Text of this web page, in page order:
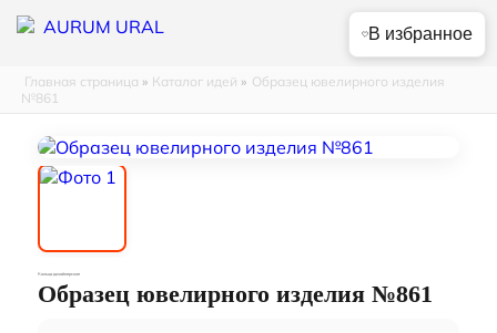
Главная страница » Каталог идей » Образец ювелирного изделия
№861
Кольца дизайнерские
Образец ювелирного изделия №861
В избранное